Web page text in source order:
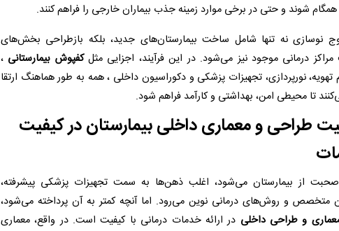
همگام شوند و حتی در برخی موارد زمینه جذب بیماران خارجی را فراهم کنند.
نوسازی نه‌ تنها شامل ساخت بیمارستان‌های جدید، بلکه بازطراحی بخش‌های
درمانی موجود نیز می‌شود. در این فرآیند، اجزایی مثلکفپوش بیمارستانی،
نورپردازی، تجهیزات پزشکی و دکوراسیون داخلی ، همه به ‌طور هماهنگ ارتقا
تا محیطی امن، بهداشتی و کارآمد فراهم شود.
طراحی و معماری داخلی بیمارستان در کیفیت
از بیمارستان می‌شود، اغلب ذهن‌ها به سمت تجهیزات پزشکی پیشرفته،
متخصص و روش‌های درمانی نوین می‌رود. اما آنچه کمتر به آن پرداخته می‌شود،
و طراحی داخلی در ارائه خدمات درمانی با کیفیت است. در واقع، معماری